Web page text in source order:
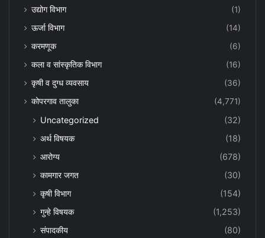
उद्योग विभाग
(1)
ऊर्जा विभाग
(14)
करमणूक
(6)
कला व सांस्कृतिक विभाग
(16)
कृषी व दुग्ध व्यवसाय
(36)
कोपरगाव तालुका
(4,771)
Uncategorized
(32)
अर्थ विषयक
(18)
आरोग्य
(678)
कामगार जगत
(30)
कृषी विभाग
(154)
गुन्हे विषयक
(1,253)
संपादकीय
(80)